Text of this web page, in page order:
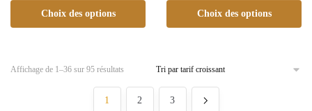
Choix des options Choix des options
Affichage de 1–36 sur 95 résultats
1 2 3